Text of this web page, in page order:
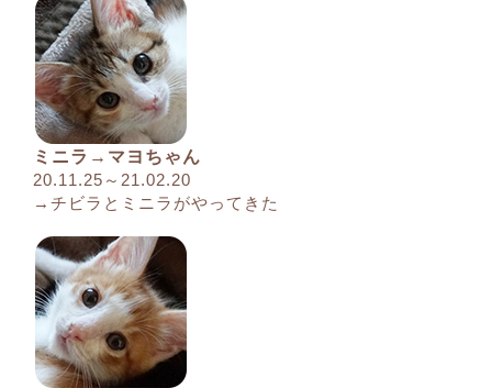
ミニラ→マヨちゃん
20.11.25～21.02.20
→チビラとミニラがやってきた